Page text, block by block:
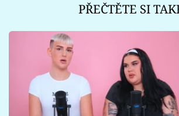
PŘEČTĚTE SI